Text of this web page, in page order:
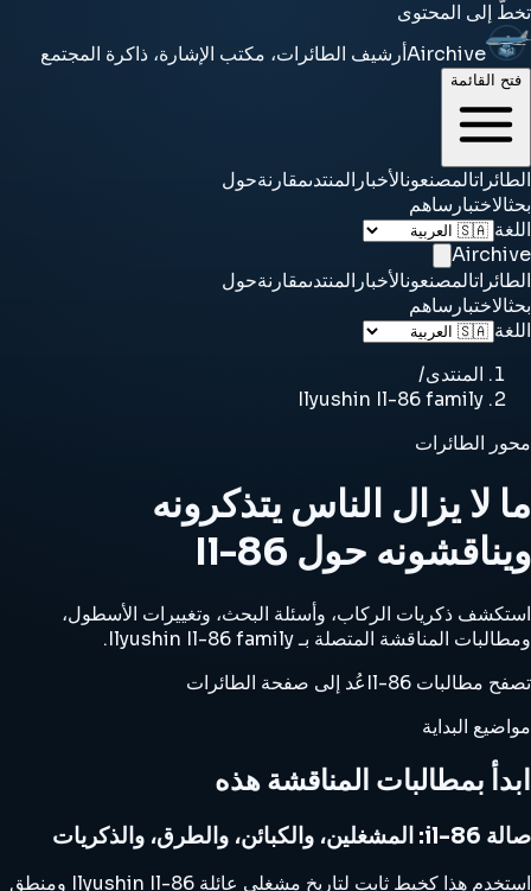
تخطَّ إلى المحتوى
Airchiveأرشيف الطائرات، مكتب الإشارة، ذاكرة المجتمع
فتح القائمة
الطائراتالمصنعونالأخبار المنتدىمقارنةحول
بحثالاختبار ساهم
اللغة
Airchive
الطائراتالمصنعونالأخبار المنتدىمقارنةحول
بحثالاختبار ساهم
اللغة
المنتدى/
Ilyushin Il-86 family
محور الطائرات
ما لا يزال الناس يتذكرونه
ويناقشونه حول Il-86
استكشف ذكريات الركاب، وأسئلة البحث، وتغييرات الأسطول،
ومطالبات المناقشة المتصلة بـ Ilyushin Il-86 family.
تصفح مطالبات Il-86
عُد إلى صفحة الطائرات
مواضيع البداية
ابدأ بمطالبات المناقشة هذه
صالة il-86: المشغلين، والكبائن، والطرق، والذكريات
استخدم هذا كخيط ثابت لتاريخ مشغلي عائلة Ilyushin Il-86 ومنطق